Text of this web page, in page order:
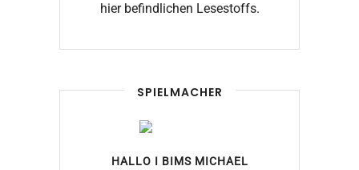
hier befindlichen Lesestoffs.
SPIELMACHER
HALLO I BIMS MICHAEL